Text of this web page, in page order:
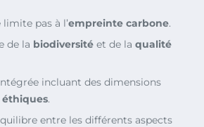
limite pas à l’empreinte carbone.
de la biodiversité et de la qualité
incluant des dimensions
éthiques.
entre les différents aspects